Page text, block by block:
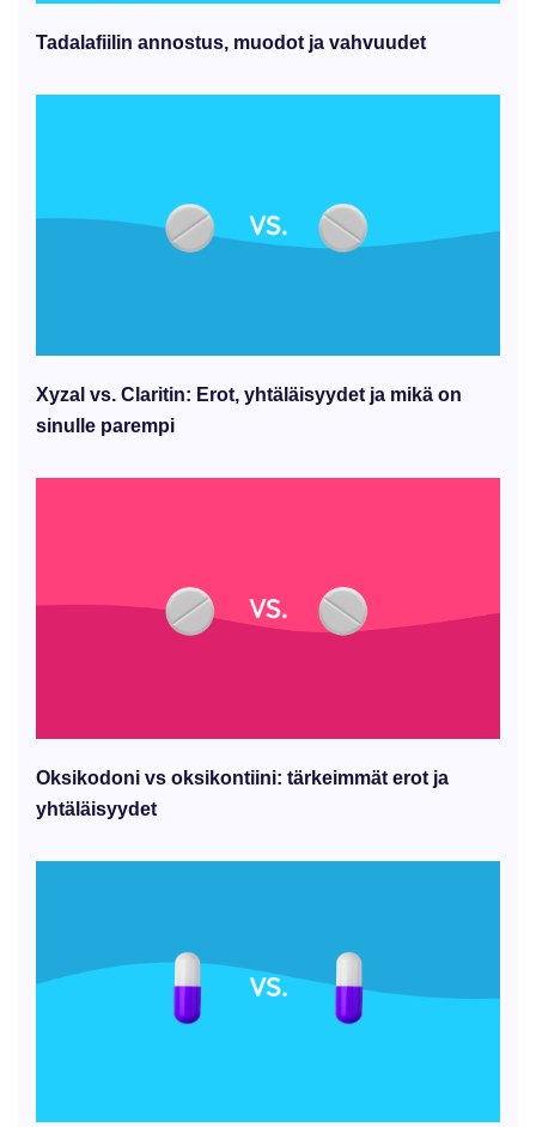
Tadalafiilin annostus, muodot ja vahvuudet
Xyzal vs. Claritin: Erot, yhtäläisyydet ja mikä on
sinulle parempi
Oksikodoni vs oksikontiini: tärkeimmät erot ja
yhtäläisyydet